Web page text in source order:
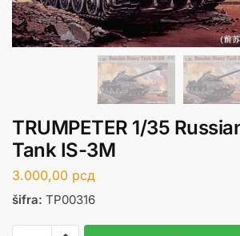
TRUMPETER 1/35
Tank IS-3M
3.000,00 рсд
šifra: TP00316